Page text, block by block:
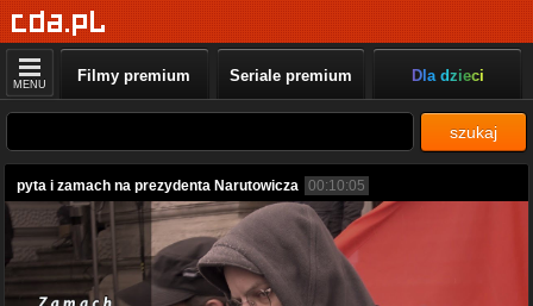
MENU Filmy premium Seriale premium Dla dzieci
szukaj
pyta i zamach na prezydenta Narutowicza 00:10:05